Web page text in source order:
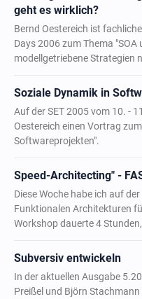
geht es wirklich?
Bernd Oestereich ist
Days 2006 zum Thema
modellgetriebene Strategien
Soziale Dynamik in
Auf der SET 2005 vom 10. -
Oestereich einen Vortrag
Softwareprojekten".
Speed-Architecting" -
Diese Woche habe ich auf
Funktionalen Architekturen
Workshop dauerte 4
Subversiv entwickeln
In der aktuellen Ausgabe
Preißel und Björn